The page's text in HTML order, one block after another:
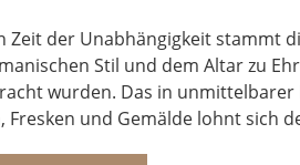
Zeit der Unabhängigkeit stammt
Stil und dem Altar zu
wurden. Das in
Fresken und Gemälde lohnt sich